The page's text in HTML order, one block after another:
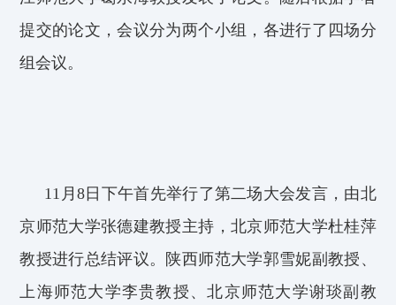
提交的论文，会议分为两个小组，各进行了四场分
组会议。
11 月8 日下午首先举行了第二场大会发言 ， 由北
京师范大学张德建教授主持，北京师范大学杜桂萍
教授进行总结评议。陕西师范大学郭雪妮副 教授、
上海师范大学李贵教授、北京师范大学谢琰副教